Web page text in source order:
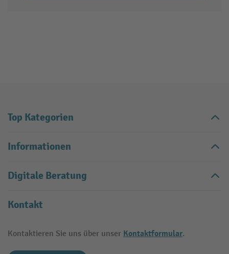
Top Kategorien
Informationen
Digitale Beratung
Kontakt
Kontaktieren Sie uns über unser Kontaktformular.